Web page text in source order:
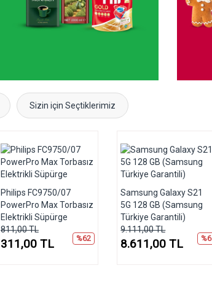
Sizin için Seçtiklerimiz
Philips FC9750/07
PowerPro Max Torbasız
Elektrikli Süpürge
811,00 TL
%62
311,00 TL
Samsung Galaxy S21
5G 128 GB (Samsung
Türkiye Garantili)
9.111,00 TL
%6
8.611,00 TL